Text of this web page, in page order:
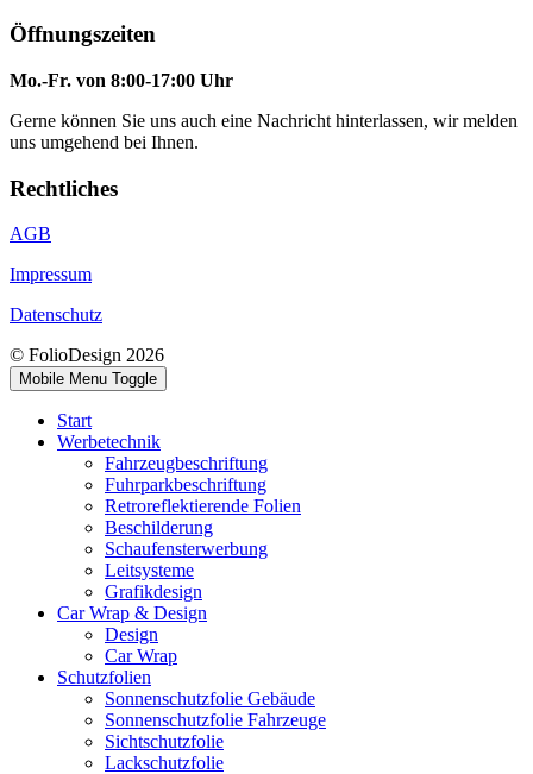
Öffnungszeiten
Mo.-Fr. von 8:00-17:00 Uhr
Gerne können Sie uns auch eine Nachricht hinterlassen, wir melden
uns umgehend bei Ihnen.
Rechtliches
AGB
Impressum
Datenschutz
© FolioDesign 2026
Mobile Menu Toggle
Start
Werbetechnik
Fahrzeugbeschriftung
Fuhrparkbeschriftung
Retroreflektierende Folien
Beschilderung
Schaufensterwerbung
Leitsysteme
Grafikdesign
Car Wrap & Design
Design
Car Wrap
Schutzfolien
Sonnenschutzfolie Gebäude
Sonnenschutzfolie Fahrzeuge
Sichtschutzfolie
Lackschutzfolie